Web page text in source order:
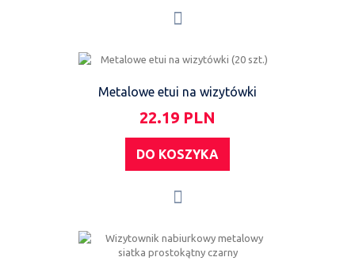
Metalowe etui na wizytówki
22.19 PLN
DO KOSZYKA